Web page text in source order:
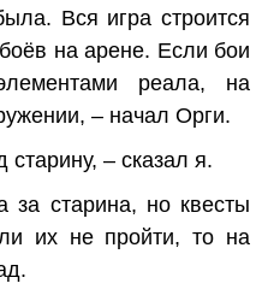
Вся игра строится
на арене. Если бои
реала, на
– начал Орги.
– сказал я.
старина, но квесты
их не пройти, то на